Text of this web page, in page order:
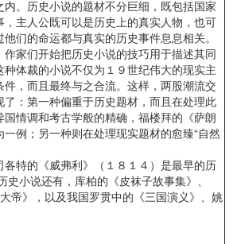
。历史小说的题材不分巨细，既包括国家
，主人公既可以是历史上的真实人物，也可
们的命运都与真实的历史事件息息相关。
家们开始把历史小说的技巧用于描述其同
体裁的小说不仅为１９世纪伟大的现实主
件，而且最终与之合流。这样，两股潮流交
：第一种偏重于历史题材，而且在处理此
情调和考古学般的精确，福楼拜的《萨朗
例；另一种则在处理现实题材的愈臻“自然
特的《威弗利》（１８１４）是最早的历
史小说还有，库柏的《皮袜子故事集》、
帝》，以及我国罗贯中的《三国演义》、姚